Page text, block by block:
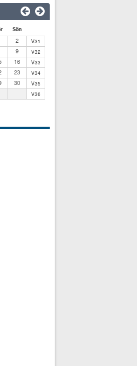
Sön
2 V31
9 V32
16 V33
23 V34
30 V35
V36